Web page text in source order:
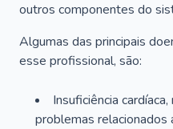
outros componentes do
Algumas das principais
esse profissional, são:
Insuficiência
problemas relacionados